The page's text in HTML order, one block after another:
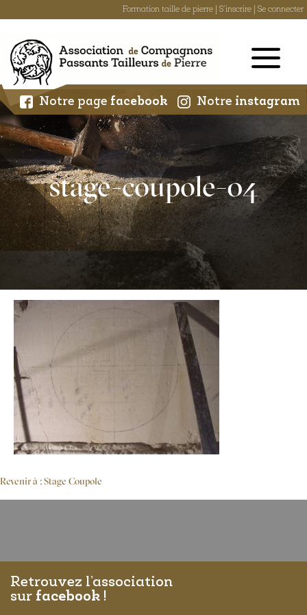
Formation taille de pierre S'inscrire Se connecter
content
Notre page facebook Notre instagram
stage-coupole-04
Revenir à : Stage Coupole
Retrouvez l’association
sur facebook !